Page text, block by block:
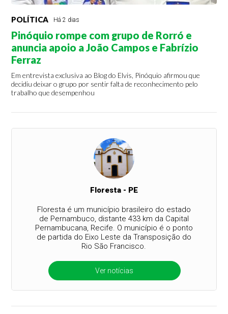
POLÍTICA Há 2 dias
Pinóquio rompe com grupo de Rorró e
anuncia apoio a João Campos e Fabrízio
Ferraz
Em entrevista exclusiva ao Blog do Elvis, Pinóquio afirmou que
decidiu deixar o grupo por sentir falta de reconhecimento pelo
trabalho que desempenhou
Floresta - PE
Floresta é um município brasileiro do estado
de Pernambuco, distante 433 km da Capital
Pernambucana, Recife. O município é o ponto
de partida do Eixo Leste da Transposição do
Rio São Francisco.
Ver notícias